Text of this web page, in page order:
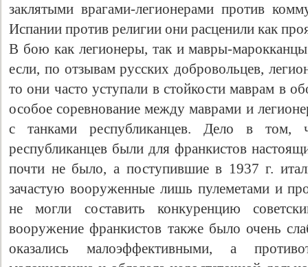
заклятыми врагами-легионерами против
Испании против религии они расценили как
В бою как легионеры, так и мавры-
если, по отзывам русских добровольцев,
то они часто уступали в стойкости маврам в
особое соревнование между маврами и
с танками республиканцев. Дело в том,
республиканцев были для франкистов
почти не было, а поступившие в 1937 г.
зачастую вооруженные лишь пулеметами и
не могли составить конкуренцию
вооружение франкистов также было очень
оказались малоэффективными, а